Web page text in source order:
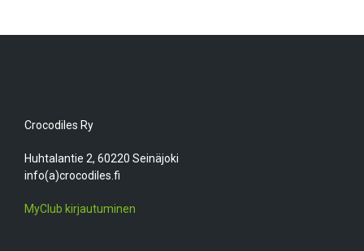
Crocodiles Ry
Huhtalantie 2, 60220 Seinäjoki
info(a)crocodiles.fi
MyClub kirjautuminen